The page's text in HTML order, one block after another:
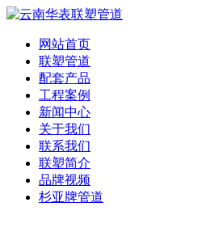
网站首页
联塑管道
配套产品
工程案例
新闻中心
关于我们
联系我们
联塑简介
品牌视频
杉亚牌管道